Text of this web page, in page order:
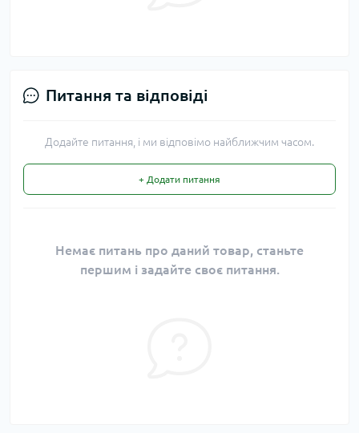
Питання та відповіді
Додайте питання, і ми відповімо найближчим часом.
+ Додати питання
Немає питань про даний товар, станьте
першим і задайте своє питання.